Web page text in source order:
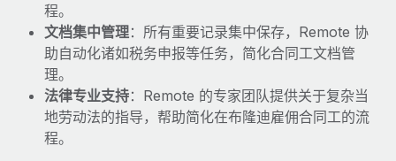
程。
文档集中管理：所有重要记录集中保存，Remote 协
助自动化诸如税务申报等任务，简化合同工文档管
理。
法律专业支持：Remote 的专家团队提供关于复杂当
地劳动法的指导，帮助简化在布隆迪雇佣合同工的流
程。